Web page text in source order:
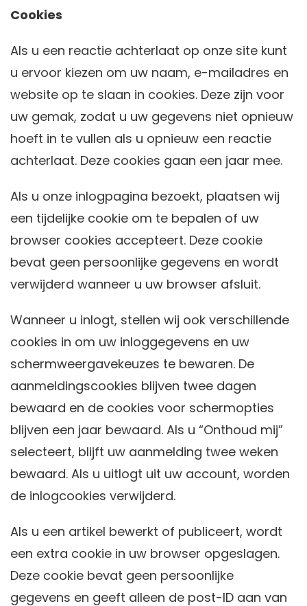
Cookies
Als u een reactie achterlaat op onze site kunt
u ervoor kiezen om uw naam, e-mailadres en
website op te slaan in cookies. Deze zijn voor
uw gemak, zodat u uw gegevens niet opnieuw
hoeft in te vullen als u opnieuw een reactie
achterlaat. Deze cookies gaan een jaar mee.
Als u onze inlogpagina bezoekt, plaatsen wij
een tijdelijke cookie om te bepalen of uw
browser cookies accepteert. Deze cookie
bevat geen persoonlijke gegevens en wordt
verwijderd wanneer u uw browser afsluit.
Wanneer u inlogt, stellen wij ook verschillende
cookies in om uw inloggegevens en uw
schermweergavekeuzes te bewaren. De
aanmeldingscookies blijven twee dagen
bewaard en de cookies voor schermopties
blijven een jaar bewaard. Als u “Onthoud mij”
selecteert, blijft uw aanmelding twee weken
bewaard. Als u uitlogt uit uw account, worden
de inlogcookies verwijderd.
Als u een artikel bewerkt of publiceert, wordt
een extra cookie in uw browser opgeslagen.
Deze cookie bevat geen persoonlijke
gegevens en geeft alleen de post-ID aan van